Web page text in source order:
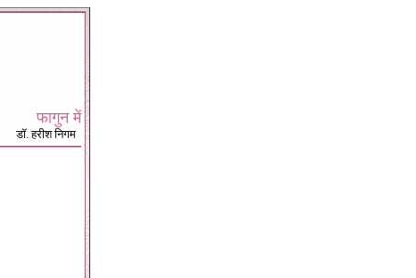
फागुन में
डॉ. हरीश निगम